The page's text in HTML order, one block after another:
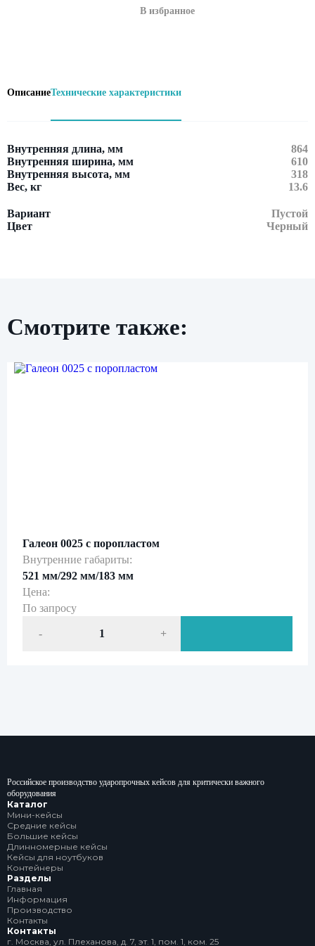
В избранное
ОписаниеТехнические характеристики
Внутренняя длина, мм
864
Внутренняя ширина, мм
610
Внутренняя высота, мм
318
Вес, кг
13.6
Вариант
Пустой
Цвет
Черный
Смотрите также:
Галеон 0025 с поропластом
Внутренние габариты:
521 мм/292 мм/183 мм
Цена:
По запросу
- +
Российское производство ударопрочных кейсов для критически важного
оборудования
Каталог
Мини-кейсы
Средние кейсы
Большие кейсы
Длинномерные кейсы
Кейсы для ноутбуков
Контейнеры
Разделы
Главная
Информация
Производство
Контакты
Контакты
г. Москва, ул. Плеханова, д. 7, эт. 1, пом. 1, ком. 25
Нажимая кнопку «Отправить», вы даете свое